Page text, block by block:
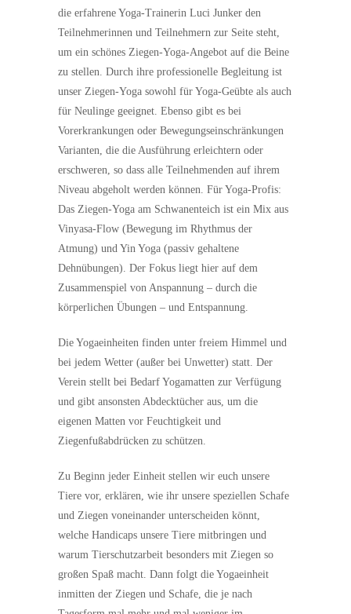
die erfahrene Yoga-Trainerin Luci Junker den
Teilnehmerinnen und Teilnehmern zur Seite steht,
um ein schönes Ziegen-Yoga-Angebot auf die Beine
zu stellen. Durch ihre professionelle Begleitung ist
unser Ziegen-Yoga sowohl für Yoga-Geübte als auch
für Neulinge geeignet. Ebenso gibt es bei
Vorerkrankungen oder Bewegungseinschränkungen
Varianten, die die Ausführung erleichtern oder
erschweren, so dass alle Teilnehmenden auf ihrem
Niveau abgeholt werden können. Für Yoga-Profis:
Das Ziegen-Yoga am Schwanenteich ist ein Mix aus
Vinyasa-Flow (Bewegung im Rhythmus der
Atmung) und Yin Yoga (passiv gehaltene
Dehnübungen). Der Fokus liegt hier auf dem
Zusammenspiel von Anspannung – durch die
körperlichen Übungen – und Entspannung.
Die Yogaeinheiten finden unter freiem Himmel und
bei jedem Wetter (außer bei Unwetter) statt. Der
Verein stellt bei Bedarf Yogamatten zur Verfügung
und gibt ansonsten Abdecktücher aus, um die
eigenen Matten vor Feuchtigkeit und
Ziegenfußabdrücken zu schützen.
Zu Beginn jeder Einheit stellen wir euch unsere
Tiere vor, erklären, wie ihr unsere speziellen Schafe
und Ziegen voneinander unterscheiden könnt,
welche Handicaps unsere Tiere mitbringen und
warum Tierschutzarbeit besonders mit Ziegen so
großen Spaß macht. Dann folgt die Yogaeinheit
inmitten der Ziegen und Schafe, die je nach